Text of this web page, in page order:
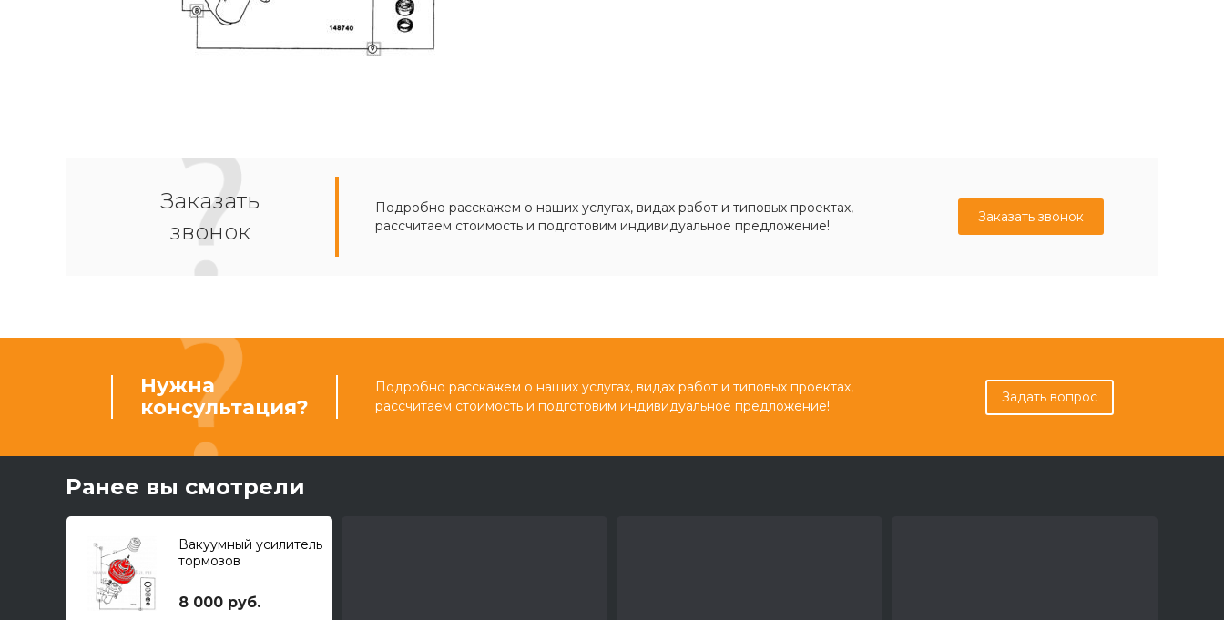
Заказать
звонок
Подробно расскажем о наших услугах, видах работ и типовых проектах,
рассчитаем стоимость и подготовим индивидуальное предложение!
Заказать звонок
Нужна
консультация?
Подробно расскажем о наших услугах, видах работ и типовых проектах,
рассчитаем стоимость и подготовим индивидуальное предложение!
Задать вопрос
Ранее вы смотрели
Вакуумный усилитель
тормозов
8 000 руб.